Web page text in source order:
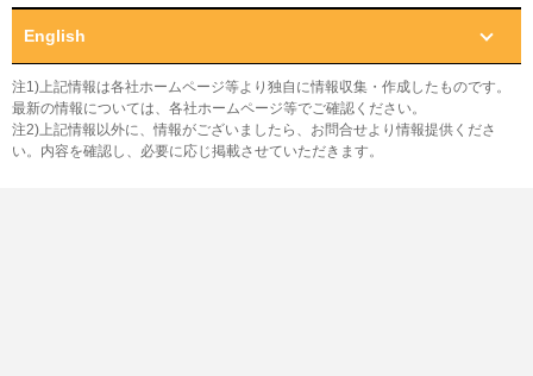
English
注1)上記情報は各社ホームページ等より独自に情報収集・作成したものです。
最新の情報については、各社ホームページ等でご確認ください。
注2)上記情報以外に、情報がございましたら、お問合せより情報提供くださ
い。内容を確認し、必要に応じ掲載させていただきます。